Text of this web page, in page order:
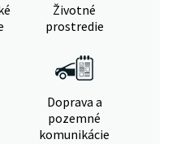
Životné
prostredie
Doprava a
pozemné
komunikácie